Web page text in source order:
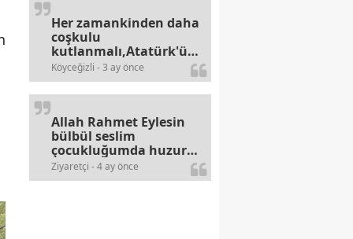
Köyceğizli - 3 ay önce
Her zamankinden daha
coşkulu
kutlanmalı,Atatürk'ün
bayramlarına olan
alerjileri bitmez,bahane
arayan illaki bulur.
Ziyaretçi - 4 ay önce
Allah Rahmet Eylesin
bülbül seslim
çocukluğumda huzur
olurdu evimize.
Ablamla bağıra bağıra